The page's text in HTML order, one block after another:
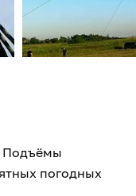
Подъёмы
погодных